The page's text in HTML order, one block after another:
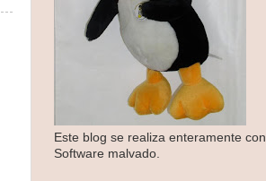
Este blog se realiza enteramente con
Software malvado.